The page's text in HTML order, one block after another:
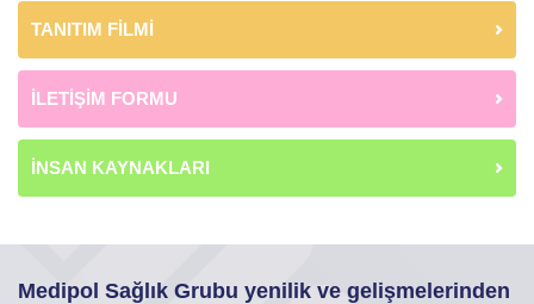
TANITIM FİLMİ
İLETİŞİM FORMU
İNSAN KAYNAKLARI
Medipol Sağlık Grubu yenilik ve gelişmelerinden